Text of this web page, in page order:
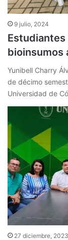
9 julio, 2024
bioinsumos
Yunibell Charry
de décimo
Universidad de
27 diciembre, 2023